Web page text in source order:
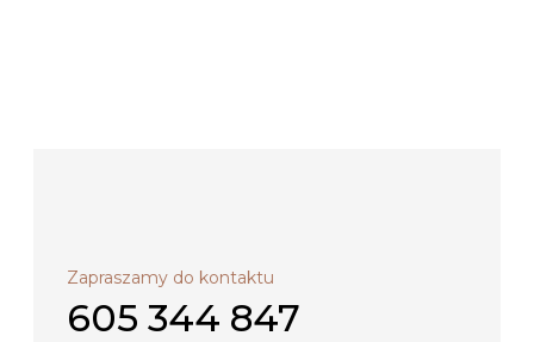
Zapraszamy do kontaktu
605 344 847